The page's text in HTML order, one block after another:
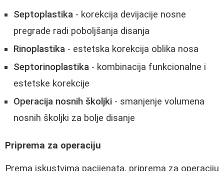
Septoplastika - korekcija devijacije nosne
pregrade radi poboljšanja disanja
Rinoplastika - estetska korekcija oblika nosa
Septorinoplastika - kombinacija funkcionalne i
estetske korekcije
Operacija nosnih školjki - smanjenje volumena
nosnih školjki za bolje disanje
Priprema za operaciju
Prema iskustvima pacijenata, priprema za operaciju